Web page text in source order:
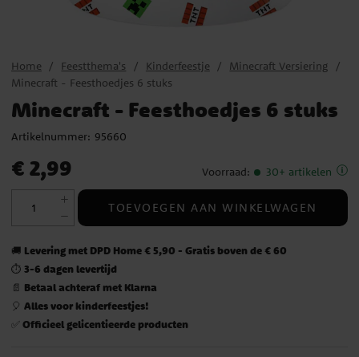
Home Feestthema's Kinderfeestje
Minecraft Versiering
Minecraft - Feesthoedjes 6 stuks
Minecraft - Feesthoedjes 6 stuks
Artikelnummer: 95660
Prijs: € 2,99
€ 2,99 Voorraad: 30+ artikelen
TOEVOEGEN AAN WINKELWAGEN
🚚 Levering met DPD Home € 5,90 - Gratis boven de € 60
⏱️ 3-6 dagen levertijd
📄 Betaal achteraf met Klarna
🎈 Alles voor kinderfeestjes!
✅ Officieel gelicentieerde producten